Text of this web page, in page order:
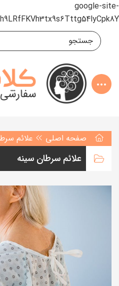
google-site-
صفحه اصلی علائم
علائم سرطان سینه